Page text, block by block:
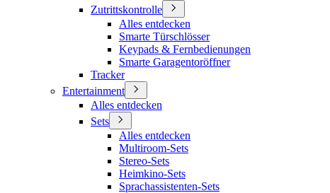
Zutrittskontrolle
Alles entdecken
Smarte Türschlösser
Keypads & Fernbedienungen
Smarte Garagentoröffner
Tracker
Entertainment
Alles entdecken
Sets
Alles entdecken
Multiroom-Sets
Stereo-Sets
Heimkino-Sets
Sprachassistenten-Sets